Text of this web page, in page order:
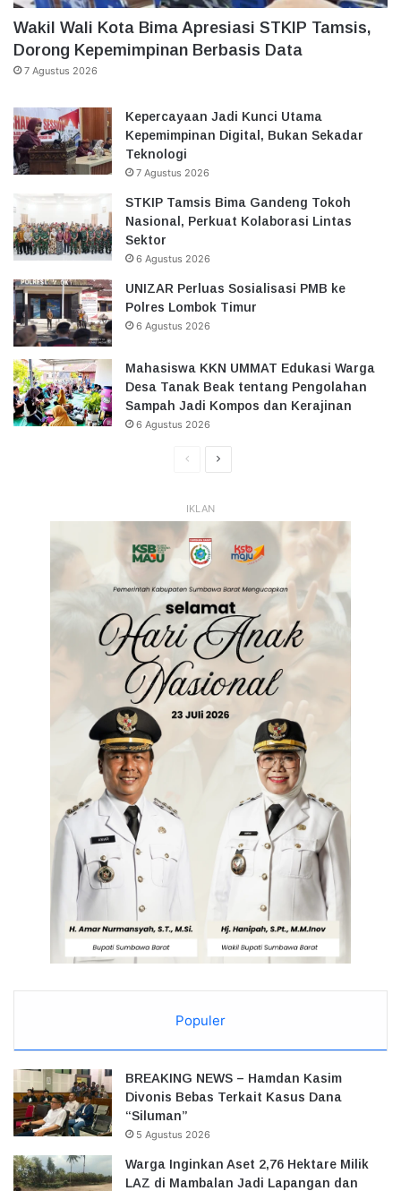
Wakil Wali Kota Bima Apresiasi STKIP Tamsis,
Dorong Kepemimpinan Berbasis Data
7 Agustus 2026
Kepercayaan Jadi Kunci Utama
Kepemimpinan Digital, Bukan Sekadar
Teknologi
7 Agustus 2026
STKIP Tamsis Bima Gandeng Tokoh
Nasional, Perkuat Kolaborasi Lintas
Sektor
6 Agustus 2026
UNIZAR Perluas Sosialisasi PMB ke
Polres Lombok Timur
6 Agustus 2026
Mahasiswa KKN UMMAT Edukasi Warga
Desa Tanak Beak tentang Pengolahan
Sampah Jadi Kompos dan Kerajinan
6 Agustus 2026
HalamanHalaman
IKLAN
Populer
BREAKING NEWS – Hamdan Kasim
Divonis Bebas Terkait Kasus Dana
“Siluman”
5 Agustus 2026
Warga Inginkan Aset 2,76 Hektare Milik
LAZ di Mambalan Jadi Lapangan dan